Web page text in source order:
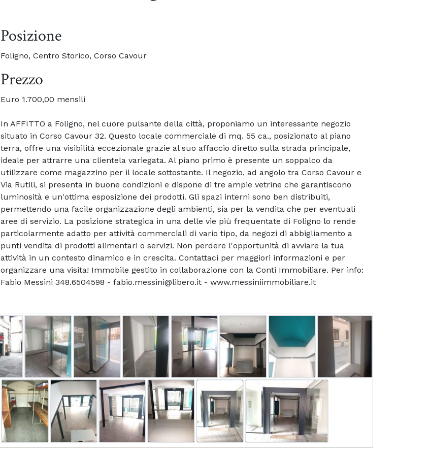
Posizione
Foligno, Centro Storico, Corso Cavour
Prezzo
Euro 1.700,00 mensili
In AFFITTO a Foligno, nel cuore pulsante della città, proponiamo un interessante negozio
situato in Corso Cavour 32. Questo locale commerciale di mq. 55 ca., posizionato al piano
terra, offre una visibilità eccezionale grazie al suo affaccio diretto sulla strada principale,
ideale per attrarre una clientela variegata. Al piano primo è presente un soppalco da
utilizzare come magazzino per il locale sottostante. Il negozio, ad angolo tra Corso Cavour e
Via Rutili, si presenta in buone condizioni e dispone di tre ampie vetrine che garantiscono
luminosità e un'ottima esposizione dei prodotti. Gli spazi interni sono ben distribuiti,
permettendo una facile organizzazione degli ambienti, sia per la vendita che per eventuali
aree di servizio. La posizione strategica in una delle vie più frequentate di Foligno lo rende
particolarmente adatto per attività commerciali di vario tipo, da negozi di abbigliamento a
punti vendita di prodotti alimentari o servizi. Non perdere l'opportunità di avviare la tua
attività in un contesto dinamico e in crescita. Contattaci per maggiori informazioni e per
organizzare una visita! Immobile gestito in collaborazione con la Conti Immobiliare. Per info:
Fabio Messini 348.6504598 - fabio.messini@libero.it - www.messiniimmobiliare.it